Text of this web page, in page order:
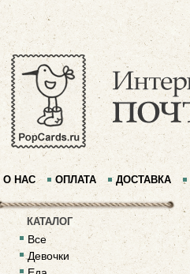
О НАС ОПЛАТА ДОСТАВКА
КАТАЛОГ
Все
Девочки